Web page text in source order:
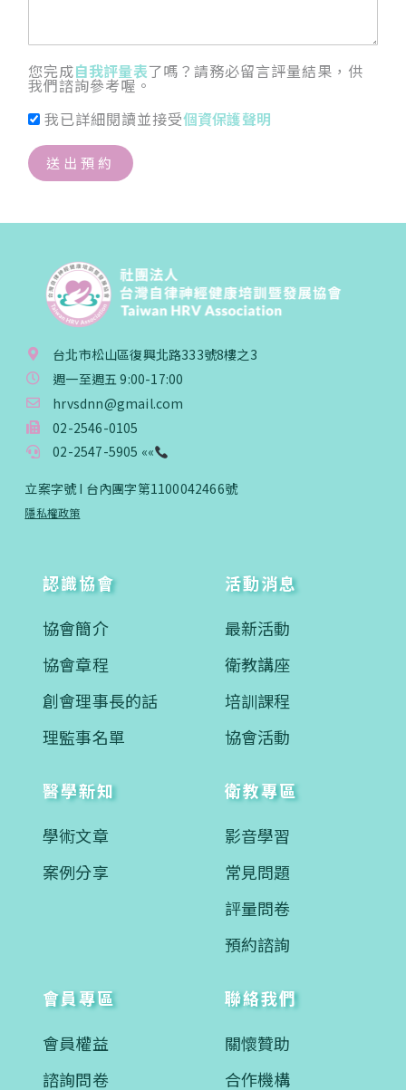
您完成自我評量表了嗎？請務必留言評量結果，供
我們諮詢參考喔。
我已詳細閱讀並接受個資保護聲明
送出預約
台北市松山區復興北路333號8樓之3
週一至週五 9:00-17:00
hrvsdnn@gmail.com
02-2546-0105
02-2547-5905 ««
立案字號 I 台內團字第1100042466號
隱私權政策
認識協會
協會簡介
協會章程
創會理事長的話
理監事名單
活動消息
最新活動
衛教講座
培訓課程
協會活動
醫學新知
學術文章
案例分享
衛教專區
影音學習
常見問題
評量問卷
預約諮詢
會員專區
會員權益
諮詢問卷
聯絡我們
關懷贊助
合作機構